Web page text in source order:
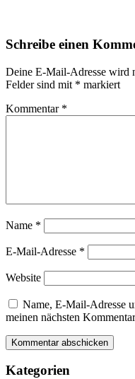
Schreibe einen
Deine E-Mail-Adresse wird
Felder sind mit * markiert
Kommentar *
Name *
E-Mail-Adresse *
Website
Name, E-Mail-Adresse
meinen nächsten
Kategorien